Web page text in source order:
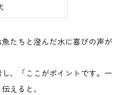
たちと澄んだ水に喜びの声が
、「ここがポイントです。一
えると、